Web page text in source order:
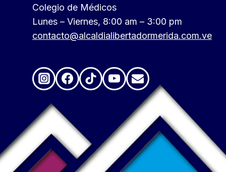
Colegio de Médicos
Lunes – Viernes, 8:00 am – 3:00 pm
contacto@alcaldialibertadormerida.com.ve